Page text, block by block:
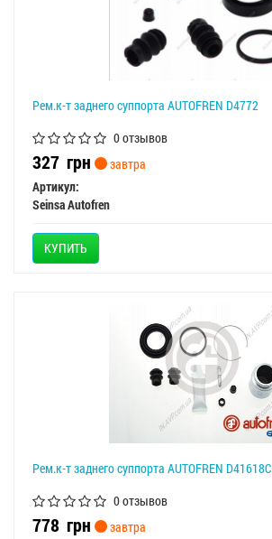
Рем.к-т заднего суппорта AUTOFREN D4772
0 отзывов
327 грн
завтра
Артикул:
Seinsa Autofren
КУПИТЬ
Рем.к-т заднего суппорта AUTOFREN D41618C
0 отзывов
778 грн
завтра